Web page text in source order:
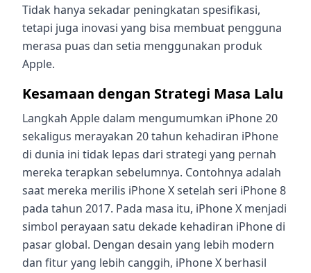
Tidak hanya sekadar peningkatan spesifikasi,
tetapi juga inovasi yang bisa membuat pengguna
merasa puas dan setia menggunakan produk
Apple.
Kesamaan dengan Strategi Masa Lalu
Langkah Apple dalam mengumumkan iPhone 20
sekaligus merayakan 20 tahun kehadiran iPhone
di dunia ini tidak lepas dari strategi yang pernah
mereka terapkan sebelumnya. Contohnya adalah
saat mereka merilis iPhone X setelah seri iPhone 8
pada tahun 2017. Pada masa itu, iPhone X menjadi
simbol perayaan satu dekade kehadiran iPhone di
pasar global. Dengan desain yang lebih modern
dan fitur yang lebih canggih, iPhone X berhasil